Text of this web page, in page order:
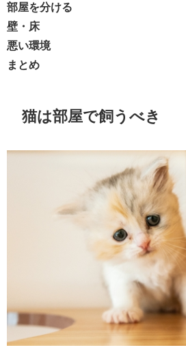
部屋を分ける
壁・床
悪い環境
まとめ
猫は部屋で飼うべき